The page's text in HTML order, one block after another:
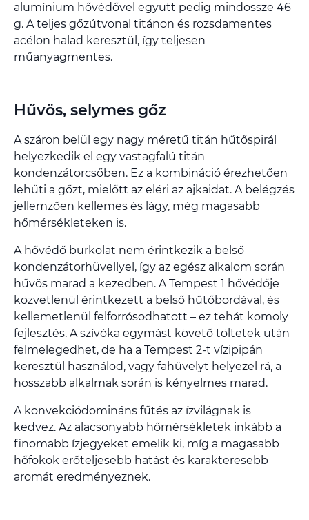
alumínium hővédővel együtt pedig mindössze 46
g. A teljes gőzútvonal titánon és rozsdamentes
acélon halad keresztül, így teljesen
műanyagmentes.
Hűvös, selymes gőz
A száron belül egy nagy méretű titán hűtőspirál
helyezkedik el egy vastagfalú titán
kondenzátorcsőben. Ez a kombináció érezhetően
lehűti a gőzt, mielőtt az eléri az ajkaidat. A belégzés
jellemzően kellemes és lágy, még magasabb
hőmérsékleteken is.
A hővédő burkolat nem érintkezik a belső
kondenzátorhüvellyel, így az egész alkalom során
hűvös marad a kezedben. A Tempest 1 hővédője
közvetlenül érintkezett a belső hűtőbordával, és
kellemetlenül felforrósodhatott – ez tehát komoly
fejlesztés. A szívóka egymást követő töltetek után
felmelegedhet, de ha a Tempest 2-t vízipipán
keresztül használod, vagy fahüvelyt helyezel rá, a
hosszabb alkalmak során is kényelmes marad.
A konvekciódomináns fűtés az ízvilágnak is
kedvez. Az alacsonyabb hőmérsékletek inkább a
finomabb ízjegyeket emelik ki, míg a magasabb
hőfokok erőteljesebb hatást és karakteresebb
aromát eredményeznek.